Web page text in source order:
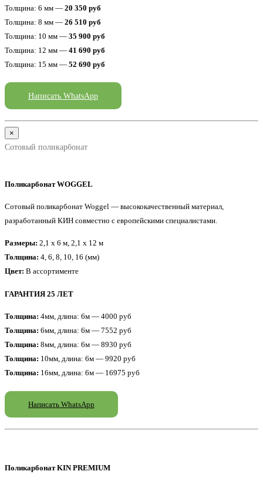
Толщина: 6 мм — 20 350 руб
Толщина: 8 мм — 26 510 руб
Толщина: 10 мм — 35 900 руб
Толщина: 12 мм — 41 690 руб
Толщина: 15 мм — 52 690 руб
Написать WhatsApp
×
Сотовый поликарбонат
Поликарбонат WOGGEL
Сотовый поликарбонат Woggel — высококачественный материал,
разработанный КИН совместно с европейскими специалистами.
Размеры: 2,1 x 6 м, 2,1 x 12 м
Толщина: 4, 6, 8, 10, 16 (мм)
Цвет: В ассортименте
ГАРАНТИЯ 25 ЛЕТ
Толщина: 4мм, длина: 6м — 4000 руб
Толщина: 6мм, длина: 6м — 7552 руб
Толщина: 8мм, длина: 6м — 8930 руб
Толщина: 10мм, длина: 6м — 9920 руб
Толщина: 16мм, длина: 6м — 16975 руб
Написать WhatsApp
Поликарбонат KIN PREMIUM